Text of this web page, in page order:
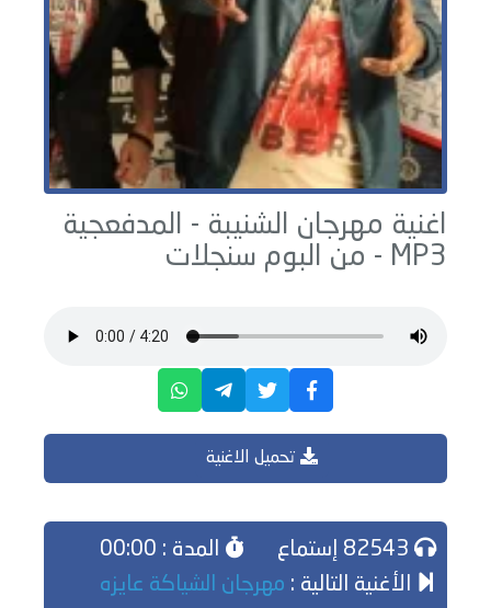
اغنية مهرجان الشنيبة -
المدفعجية
MP3 - من البوم
سنجلات
تحميل الاغنية
المدة : 00:00
الأغنية التالية : مهرجان الشياكة عايزه